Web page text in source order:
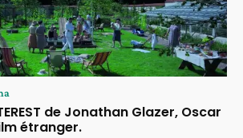
de Jonathan Glazer, Oscar
étranger.